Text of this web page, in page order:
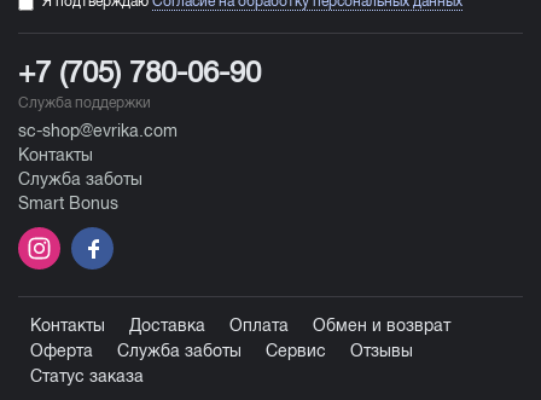
+7 (705) 780-06-90
Служба поддержки
sc-shop@evrika.com
Контакты
Служба заботы
Smart Bonus
Контакты Доставка Оплата
Обмен и возврат
Оферта
Служба заботы Сервис
Отзывы
Статус заказа